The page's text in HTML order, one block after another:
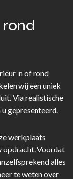
in of rond
wij een uniek
Via realistische
gepresenteerd.
werkplaats
opdracht. Voordat
alles
te weten over